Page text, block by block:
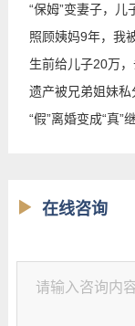
照顾姨妈9年，我
生前给儿子20万
遗产被兄弟姐妹私
“假”离婚变成“真”
在线咨询